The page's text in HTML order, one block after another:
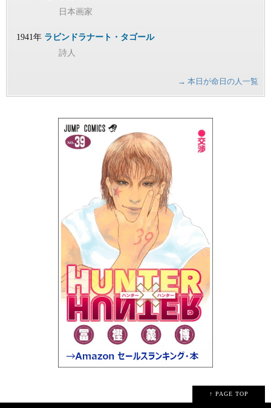
日本画家
1941年 ラビンドラナート・タゴール
詩人
→ 本日が命日の人一覧
↑ PAGE TOP